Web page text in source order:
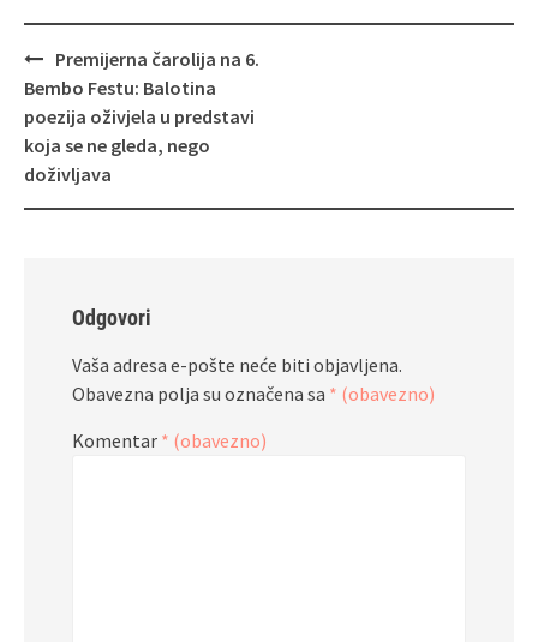
Navigacija
objava
Premijerna čarolija na 6.
Bembo Festu: Balotina
poezija oživjela u predstavi
koja se ne gleda, nego
doživljava
Odgovori
Vaša adresa e-pošte neće biti objavljena.
Obavezna polja su označena sa * (obavezno)
Komentar * (obavezno)